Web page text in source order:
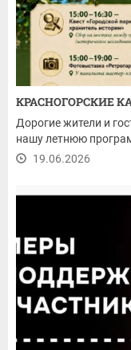
КРАСНОГОРСКИЕ
Дорогие жители и
нашу летнюю
19.06.2026